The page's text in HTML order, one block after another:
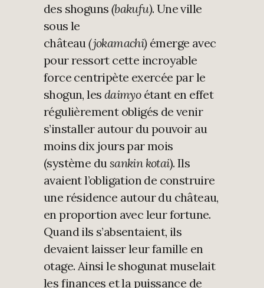
des shoguns (bakufu). Une ville
sous le
château(jokamachi)émerge avec
pour ressort cette incroyable
force centripète exercée par le
shogun, les daimyoétant en effet
régulièrement obligés de venir
s’installer autour du pouvoir au
moins dix jours par mois
(système dusankin kotai). Ils
avaient l’obligation de construire
une résidence autour du château,
en proportion avec leur fortune.
Quand ils s’absentaient, ils
devaient laisser leur famille en
otage. Ainsi le shogunat muselait
les finances et la puissance de